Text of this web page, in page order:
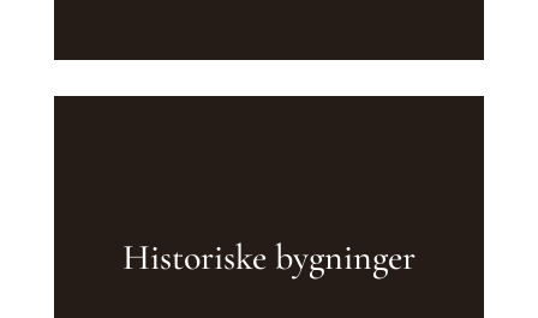
Historiske bygninger